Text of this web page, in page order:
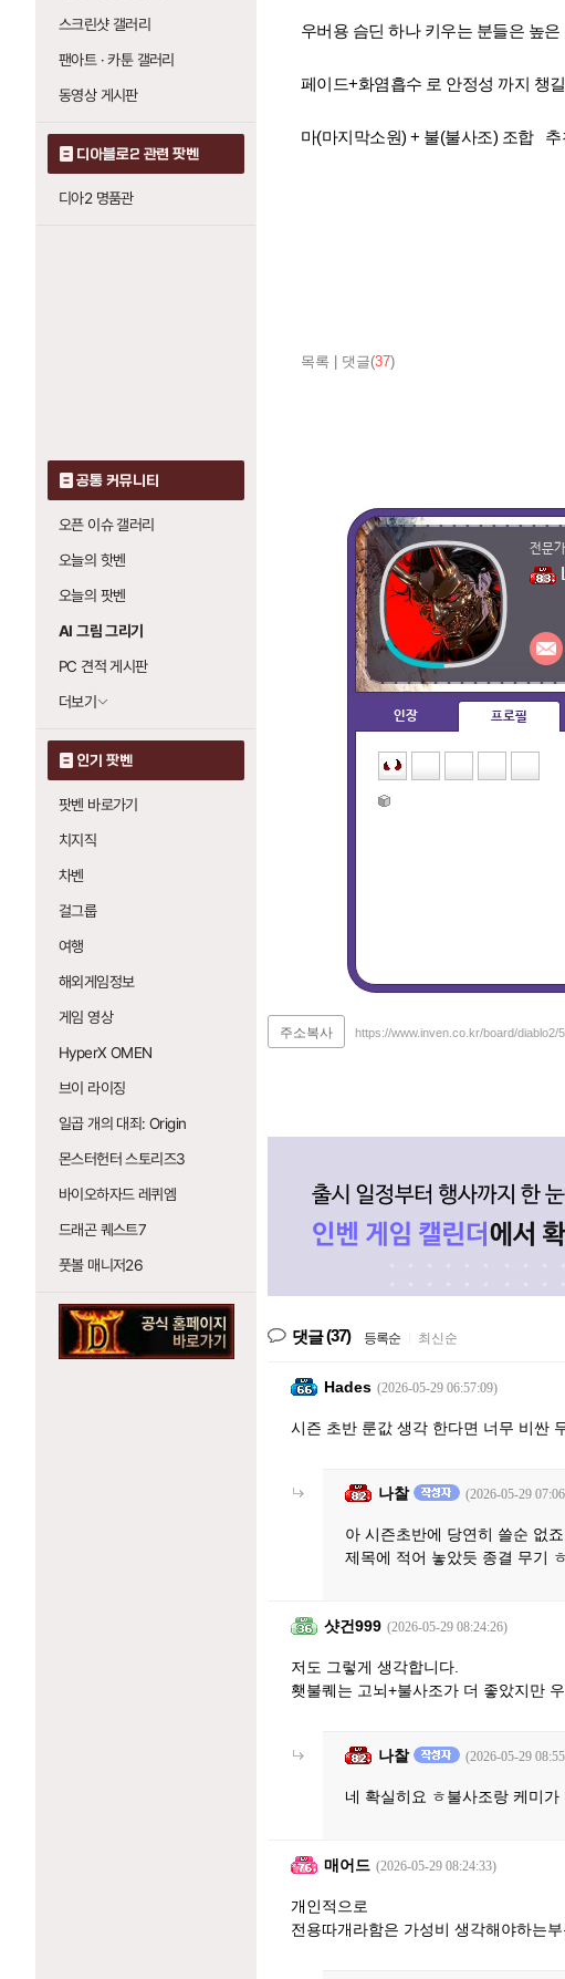
스크린샷 갤러리
팬아트 · 카툰 갤러리
동영상 게시판
디아블로2 관련 팟벤
디아2 명품관
공통 커뮤니티
오픈 이슈 갤러리
오늘의 핫벤
오늘의 팟벤
AI 그림 그리기
PC 견적 게시판
더보기
인기 팟벤
팟벤 바로가기
치지직
차벤
걸그룹
여행
해외게임정보
게임 영상
HyperX OMEN
브이 라이징
일곱 개의 대죄: Origin
몬스터헌터 스토리즈3
바이오하자드 레퀴엠
드래곤 퀘스트7
풋볼 매니저26
우버용 슴딘 하나 키우는 분들은 높은
페이드+화염흡수 로 안정성 까지 챙
마(마지막소원) + 불(불사조) 조합 추
목록 댓글(37)
전문
인장 프로필
주소복사 https://www.inven.co.kr/board/diablo2/
댓글(37) 등록순 최신순
Hades (2026-05-29 06:57:09)
시즌 초반 룬값 생각 한다면 너무 비싼
나찰 (2026-05-29
아 시즌초반에 당연히 쓸순 없
제목에 적어 놓았듯 종결 무기 ㅎ
샷건999 (2026-05-29 08:24:26)
저도 그렇게 생각합니다.
횃불퀘는 고뇌+불사조가 더 좋았지만
나찰 (2026-05-29
네 확실히요 ㅎ불사조랑 케미가
매어드 (2026-05-29 08:24:33)
개인적으로
전용따개라함은 가성비 생각해야하는